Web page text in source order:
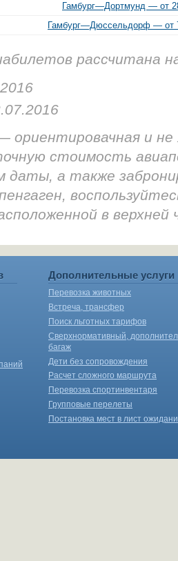
Гамбург—Дортмунд — от
Гамбург—Дюссельдорф — от
рассчитана
ориентировачная и
стоимость
даты, а также
в
Дополнительные услуги
Перевозка животных
Встреча, трансфер
Поиск льготных тарифов
Сверхнормативный,
багаж
Дети без сопровождения
Расчет сложного маршрута
Перевозка спортинвентаря
Групповые перелеты
Постановка мест в лист